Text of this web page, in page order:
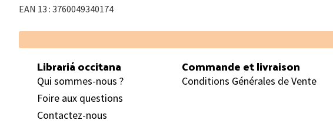
EAN 13 : 3760049340174
Footer
Librariá occitana
Qui sommes-nous ?
Foire aux questions
Contactez-nous
Commande et livraison
Conditions Générales de Vente